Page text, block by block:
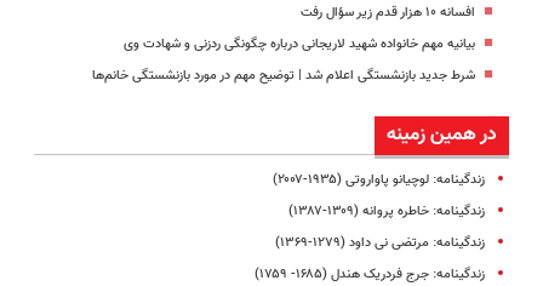
افسانه ۱۰ هزار قدم زیر سؤال رفت
بیانیه مهم خانواده شهید لاریجانی درباره چگونگی ردزنی و شهادت وی
شرط جدید بازنشستگی اعلام شد | توضیح مهم در مورد بازنشستگی خانم‌ها
در همین زمینه
زندگینامه: لوچیانو پاواروتی (۱۹۳۵-۲۰۰۷)
زندگینامه: خاطره پروانه (۱۳۰۹-۱۳۸۷)
زندگینامه: مرتضی نی داود (۱۲۷۹-۱۳۶۹)
زندگینامه: جرج فردریک هندل (۱۶۸۵- ۱۷۵۹)